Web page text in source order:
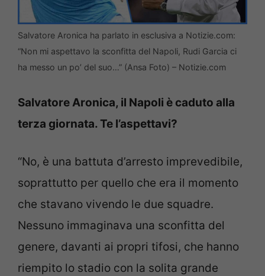
Salvatore Aronica ha parlato in esclusiva a Notizie.com:
“Non mi aspettavo la sconfitta del Napoli, Rudi Garcia ci
ha messo un po’ del suo…” (Ansa Foto) – Notizie.com
Salvatore Aronica, il Napoli è caduto alla
terza giornata. Te l’aspettavi?
“No, è una battuta d’arresto imprevedibile,
soprattutto per quello che era il momento
che stavano vivendo le due squadre.
Nessuno immaginava una sconfitta del
genere, davanti ai propri tifosi, che hanno
riempito lo stadio con la solita grande